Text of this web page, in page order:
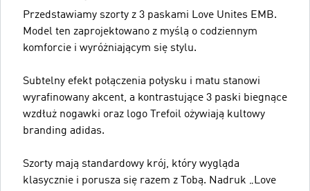
Przedstawiamy szorty z 3 paskami Love Unites EMB.
Model ten zaprojektowano z myślą o codziennym
komforcie i wyróżniającym się stylu.
Subtelny efekt połączenia połysku i matu stanowi
wyrafinowany akcent, a kontrastujące 3 paski biegnące
wzdłuż nogawki oraz logo Trefoil ożywiają kultowy
branding adidas.
Szorty mają standardowy krój, który wygląda
klasycznie i porusza się razem z Tobą. Nadruk „Love